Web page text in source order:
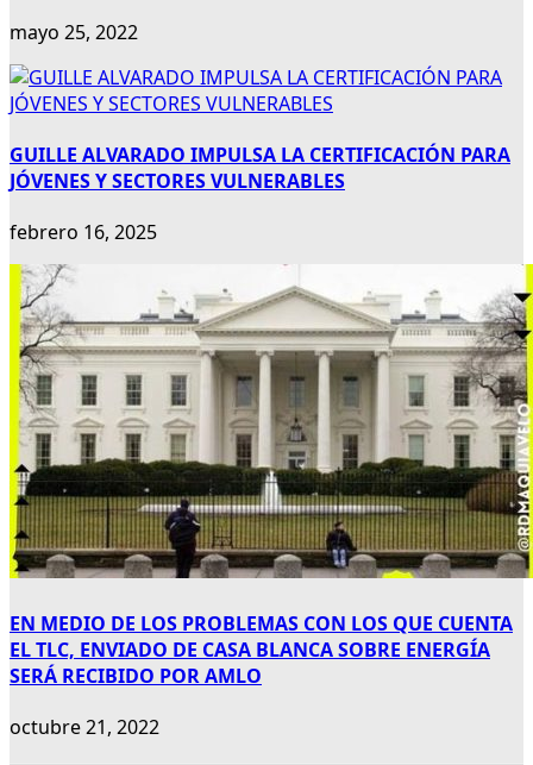
mayo 25, 2022
GUILLE ALVARADO IMPULSA LA CERTIFICACIÓN PARA
JÓVENES Y SECTORES VULNERABLES
febrero 16, 2025
EN MEDIO DE LOS PROBLEMAS CON LOS QUE CUENTA
EL TLC, ENVIADO DE CASA BLANCA SOBRE ENERGÍA
SERÁ RECIBIDO POR AMLO
octubre 21, 2022